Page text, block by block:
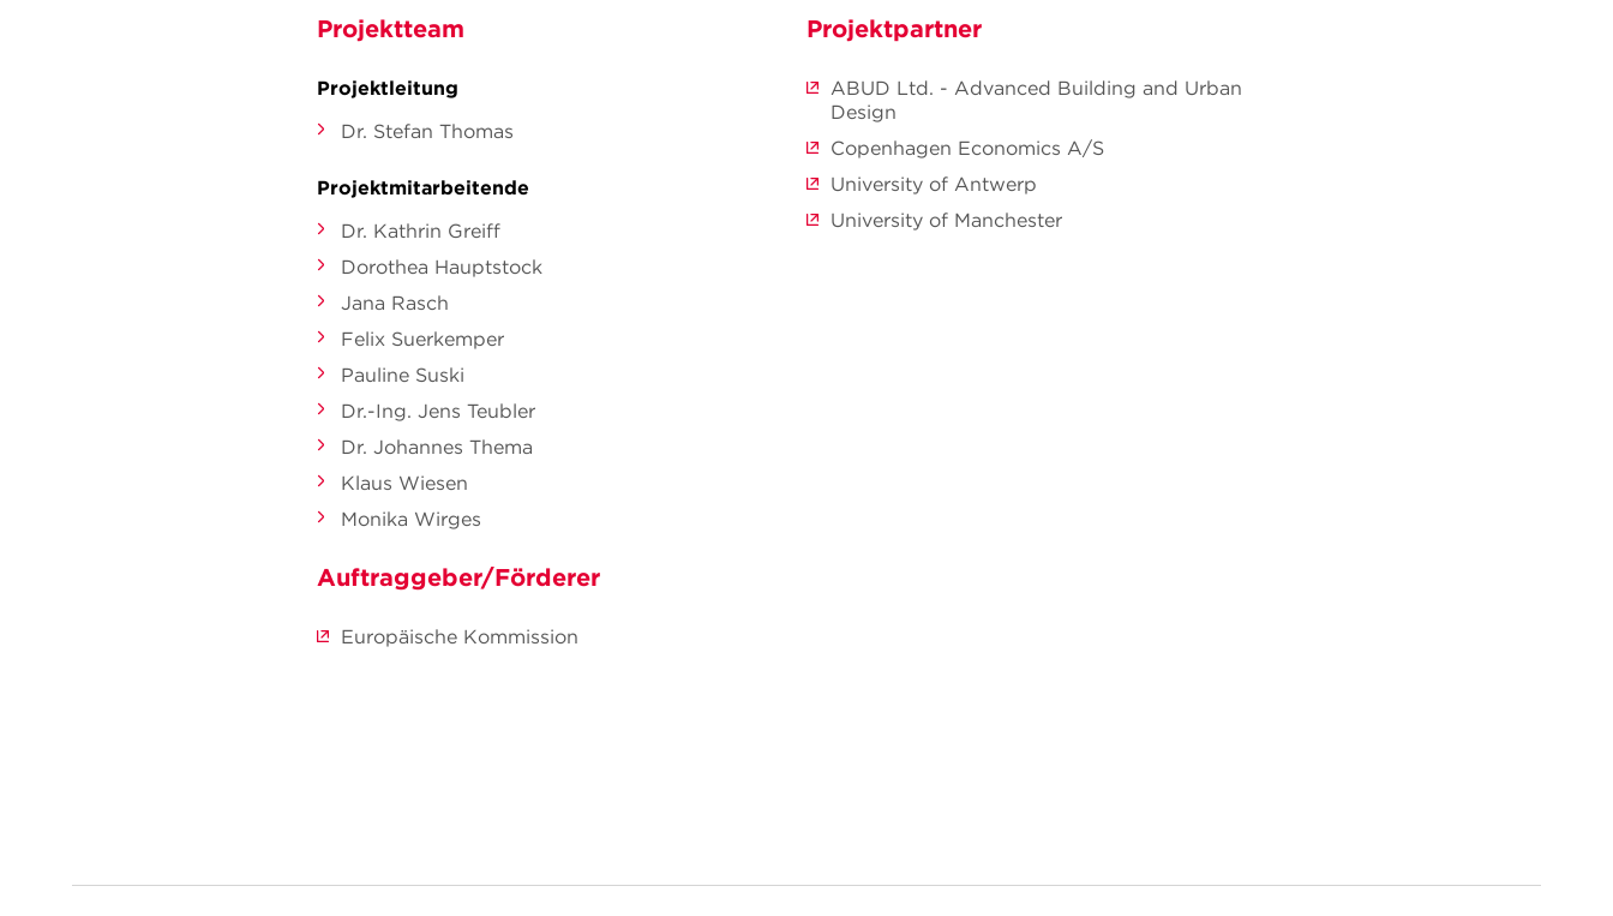
Projektteam
Projektleitung
Dr. Stefan Thomas
Projektmitarbeitende
Dr. Kathrin Greiff
Dorothea Hauptstock
Jana Rasch
Felix Suerkemper
Pauline Suski
Dr.-Ing. Jens Teubler
Dr. Johannes Thema
Klaus Wiesen
Monika Wirges
Auftraggeber/Förderer
Europäische Kommission
Projektpartner
ABUD Ltd. - Advanced Building and Urban
Design
Copenhagen Economics A/S
University of Antwerp
University of Manchester